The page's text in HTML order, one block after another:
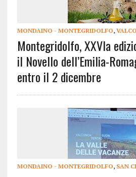
MONDAINO - MONTEGRIDOLFO,
Montegridolfo, XXVIa
il Novello dell’Emilia-
entro il 2 dicembre
MONDAINO - MONTEGRIDOLFO, SAN